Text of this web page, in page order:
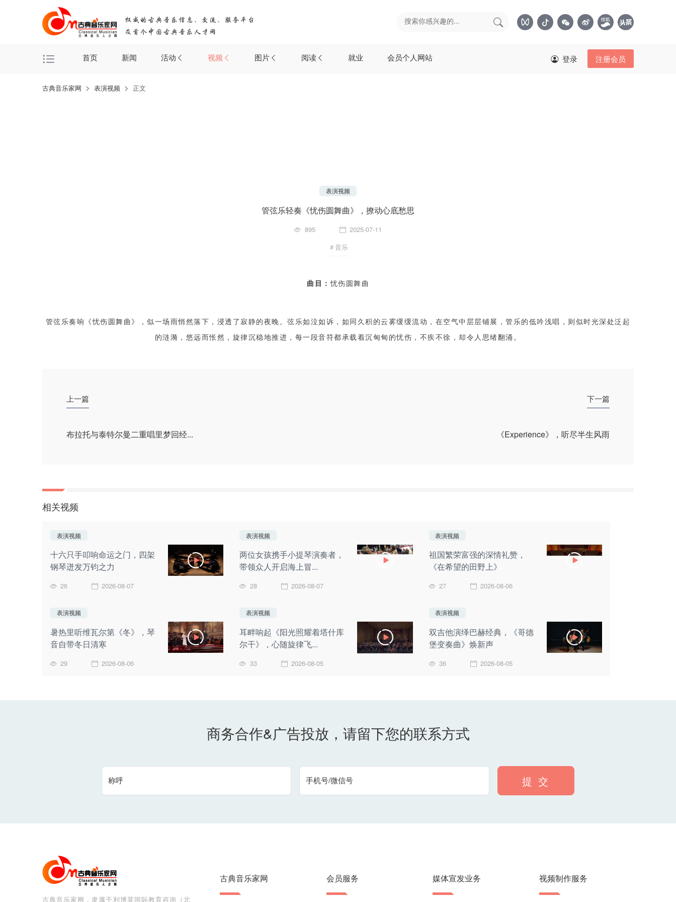
首页 新闻 活动 视频 图片 阅读 就业 会员个人网站 登录 注册会员
古典音乐家网 表演视频 正文
表演视频
管弦乐轻奏《忧伤圆舞曲》，撩动心底愁思
895
2025-07-11
＃音乐
曲目：忧伤圆舞曲
管弦乐奏响《忧伤圆舞曲》，似一场雨悄然落下，浸透了寂静的夜晚。弦乐如泣如诉，如同久积的云雾缓缓流动，在空气中层层铺展，管乐的低吟浅唱，则似时光深处泛起
的涟漪，悠远而怅然，旋律沉稳地推进，每一段音符都承载着沉甸甸的忧伤，不疾不徐，却令人思绪翻涌。
上一篇
布拉托与泰特尔曼二重唱里梦回经...
下一篇
《Experience》，听尽半生风雨
相关视频
表演视频
十六只手叩响命运之门，四架
钢琴迸发万钧之力
26 2026-08-07
表演视频
两位女孩携手小提琴演奏者，
带领众人开启海上冒...
28 2026-08-07
表演视频
祖国繁荣富强的深情礼赞，
《在希望的田野上》
27 2026-08-06
表演视频
暑热里听维瓦尔第《冬》，琴
音自带冬日清寒
29 2026-08-06
表演视频
耳畔响起《阳光照耀着塔什库
尔干》，心随旋律飞...
33 2026-08-05
表演视频
双吉他演绎巴赫经典，《哥德
堡变奏曲》焕新声
36 2026-08-05
商务合作&广告投放，请留下您的联系方式
称呼 手机号/微信号 提 交
古典音乐家网，隶属于利博莫国际教育咨询（北
古典音乐家网 会员服务 媒体宣发业务 视频制作服务